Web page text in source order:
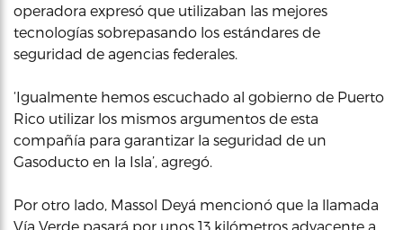
operadora expresó que utilizaban las mejores
tecnologías sobrepasando los estándares de
seguridad de agencias federales.
‘Igualmente hemos escuchado al gobierno de Puerto
Rico utilizar los mismos argumentos de esta
compañía para garantizar la seguridad de un
Gasoducto en la Isla’, agregó.
Por otro lado, Massol Deyá mencionó que la llamada
Vía Verde pasará por unos 13 kilómetros adyacente a